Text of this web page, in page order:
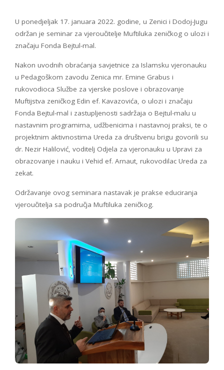
U ponedjeljak 17. januara 2022. godine, u Zenici i Dodoj-Jugu
održan je seminar za vjeroučitelje Muftiluka zeničkog o ulozi i
značaju Fonda Bejtul-mal.
Nakon uvodnih obraćanja savjetnice za Islamsku vjeronauku
u Pedagoškom zavodu Zenica mr. Emine Grabus i
rukovodioca Službe za vjerske poslove i obrazovanje
Muftijstva zeničkog Edin ef. Kavazovića, o ulozi i značaju
Fonda Bejtul-mal i zastupljenosti sadržaja o Bejtul-malu u
nastavnim programima, udžbenicima i nastavnoj praksi, te o
projektnim aktivnostima Ureda za društvenu brigu govorili su
dr. Nezir Halilović, voditelj Odjela za vjeronauku u Upravi za
obrazovanje i nauku i Vehid ef. Arnaut, rukovodilac Ureda za
zekat.
Održavanje ovog seminara nastavak je prakse educiranja
vjeroučitelja sa područja Muftiluka zeničkog.